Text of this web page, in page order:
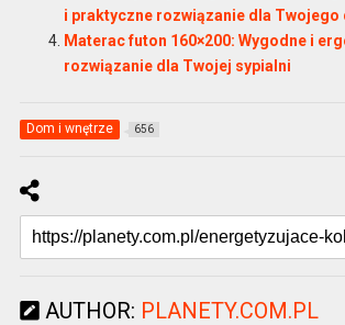
i praktyczne rozwiązanie dla Twojego
Materac futon 160×200: Wygodne i
rozwiązanie dla Twojej sypialni
Dom i wnętrze 656
AUTHOR: PLANETY.COM.PL